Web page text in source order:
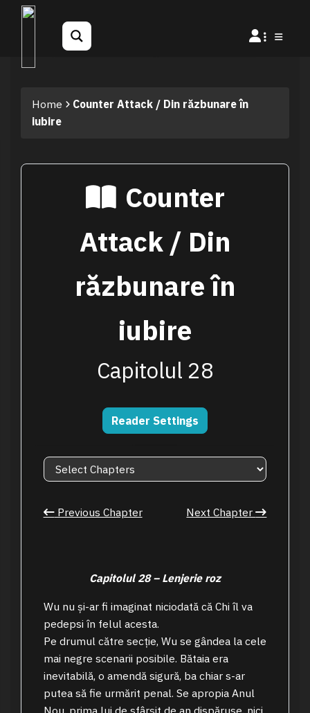
Home
Counter Attack / Din răzbunare în
iubire
Counter
Attack / Din
răzbunare în
iubire
Capitolul 28
Reader Settings
Previous Chapter Next Chapter
Capitolul 28 – Lenjerie roz
Wu nu și-ar fi imaginat niciodată că Chi îl va
pedepsi în felul acesta.
Pe drumul către secție, Wu se gândea la cele
mai negre scenarii posibile. Bătaia era
inevitabilă, o amendă sigură, ba chiar s-ar
putea să fie urmărit penal. Se apropia Anul